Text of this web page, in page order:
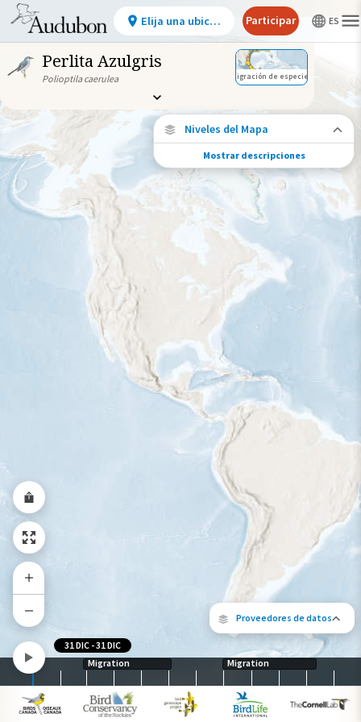
Perlita Azulgris
Polioptila caerulea Migración de especies
Proveedores de datos
Los siguientes socios contribuyeron
Niveles del Mapa
Migración de especies
Vea dónde viaja esta especie durante todo
el año.
Abundancia de esta especie
Alto
Gama de especies por estación
Gama de verano
Rango de invierno
Rango a lo largo del año
Mostrar descripciones
Migration Migration
31 DIC -31 DIC
Elija una ubicación Participar